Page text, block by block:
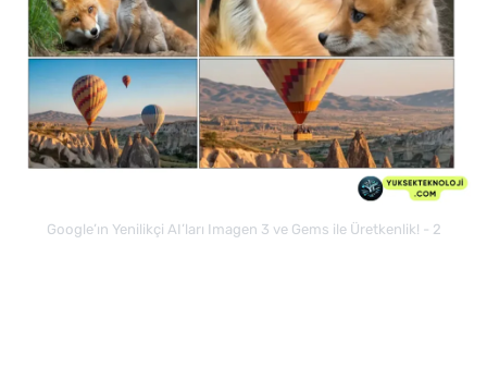
Google’ın Yenilikçi AI’ları Imagen 3 ve Gems ile Üretkenlik! - 2